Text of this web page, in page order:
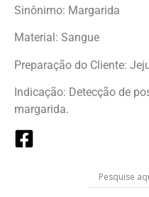
Sinônimo: Margarida
Material: Sangue
Preparação do Cliente:
Indicação: Detecção de
margarida.